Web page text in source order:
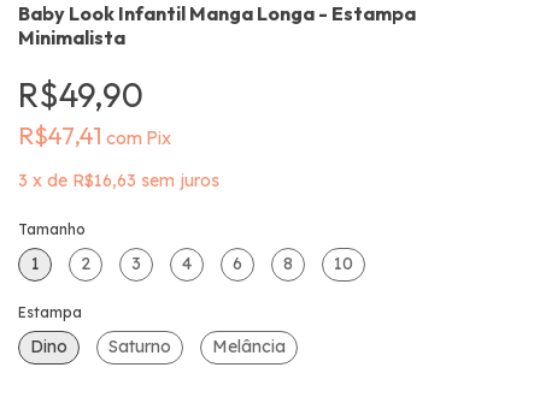
Baby Look Infantil Manga Longa - Estampa
Minimalista
R$49,90
R$47,41 com Pix
3 x de R$16,63 sem juros
Tamanho
1 2 3 4 6 8 10
Estampa
Dino Saturno Melância